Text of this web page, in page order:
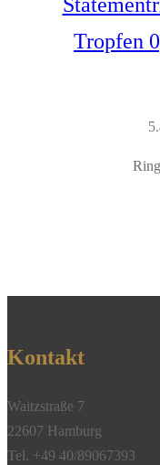
Tropfen
Kontakt
Waitzstraße 7
22607 Hamburg
Tel. +49 40/89067393